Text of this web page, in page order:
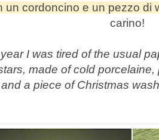
un cordoncino e un pezzo di
carino!
I was tired of the usual
made ​​of cold
a piece ofChristmas